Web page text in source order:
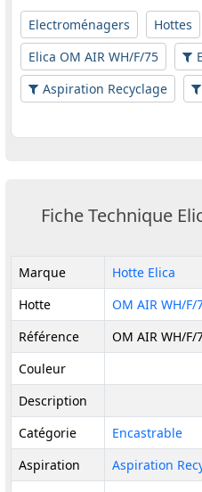
Electroménagers Hottes
Elica OM AIR WH/F/75
Aspiration Recyclage
Fiche Technique
Marque
Hotte Elica
Hotte
OM AIR WH/F/
Référence
OM AIR WH/F/
Couleur
Description
Catégorie
Encastrable
Aspiration
Aspiration